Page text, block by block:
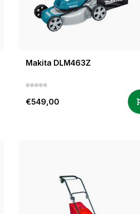
Makita DLM463Z
€549,00